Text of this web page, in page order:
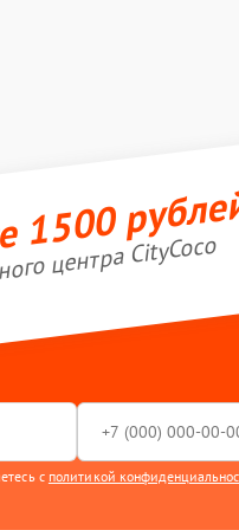
1500
центра CityCoco
с политикой